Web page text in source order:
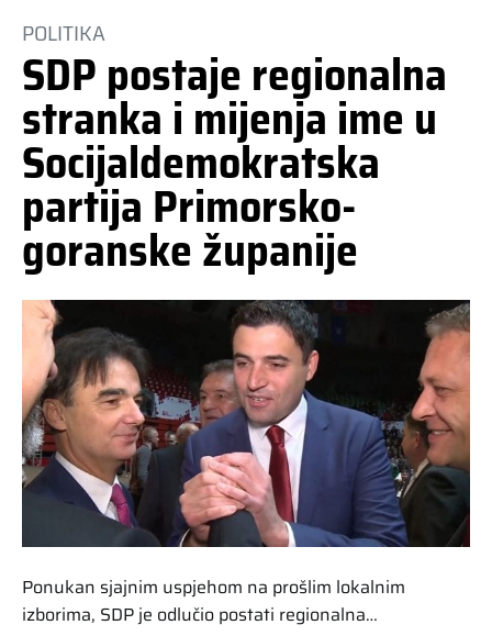
POLITIKA
SDP postaje regionalna
stranka i mijenja ime u
Socijaldemokratska
partija Primorsko-
goranske županije
Ponukan sjajnim uspjehom na prošlim lokalnim
izborima, SDP je odlučio postati regionalna…